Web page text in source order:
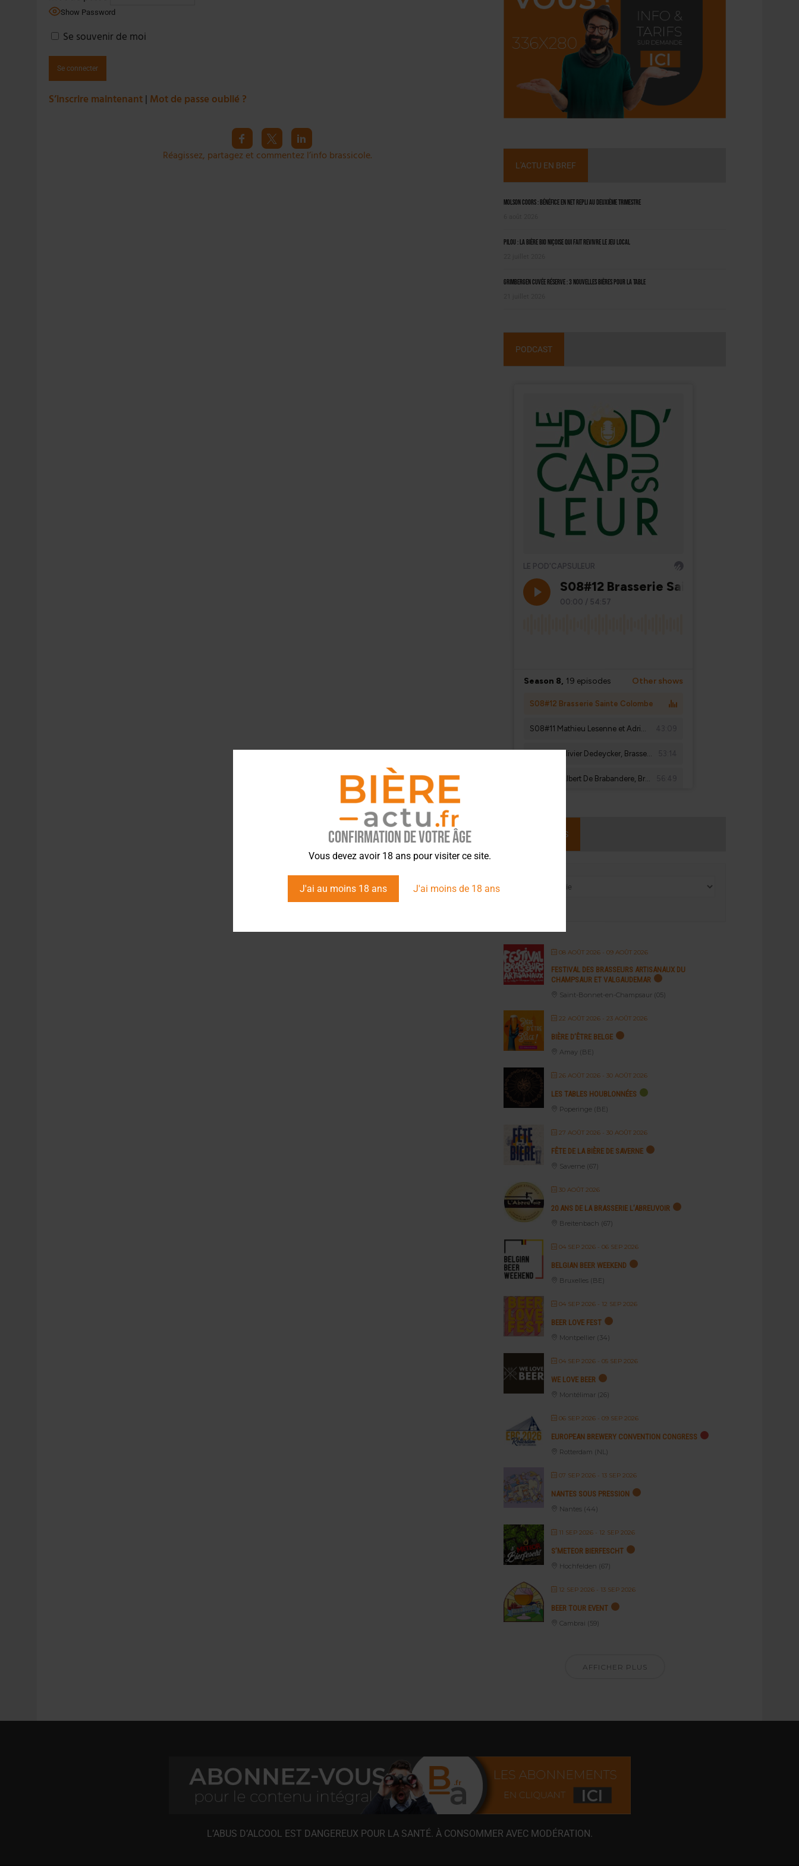
Confirmation de votre âge
Vous devez avoir 18 ans pour visiter ce site.
J'ai au moins 18 ans J'ai moins de 18 ans
4 AOÛT 2026
Show Password
Se souvenir de moi
S’inscrire maintenant | Mot de passe oublié ?
Réagissez, partagez et commentez l’info brassicole.
L'ACTU EN BREF
Molson Coors : bénéfice en net repli au deuxième trimestre
Pilou : la bière bio niçoise qui fait revivre le jeu local
Grimbergen Cuvée Réserve : 3 nouvelles bières pour la table
PODCAST
ÉVÉNEMENTS
08 AOÛT 2026 - 09 AOÛT 2026
FESTIVAL DES BRASSEURS ARTISANAUX DU
CHAMPSAUR ET VALGAUDEMAR
Saint-Bonnet-en-Champsaur (05)
22 AOÛT 2026 - 23 AOÛT 2026
BIÈRE D’ÊTRE BELGE
Amay (BE)
26 AOÛT 2026 - 30 AOÛT 2026
LES TABLES HOUBLONNÉES
Poperinge (BE)
27 AOÛT 2026 - 30 AOÛT 2026
FÊTE DE LA BIÈRE DE SAVERNE
Saverne (67)
30 AOÛT 2026
20 ANS DE LA BRASSERIE L’ABREUVOIR
Breitenbach (67)
04 SEP 2026 - 06 SEP 2026
BELGIAN BEER WEEKEND
Bruxelles (BE)
04 SEP 2026 - 12 SEP 2026
BEER LOVE FEST
Montpellier (34)
04 SEP 2026 - 05 SEP 2026
WE LOVE BEER
Montélimar (26)
06 SEP 2026 - 09 SEP 2026
EUROPEAN BREWERY CONVENTION CONGRESS
Rotterdam (NL)
07 SEP 2026 - 13 SEP 2026
NANTES SOUS PRESSION
Nantes (44)
11 SEP 2026 - 12 SEP 2026
S’METEOR BIERFESCHT
Hochfelden (67)
12 SEP 2026 - 13 SEP 2026
BEER TOUR EVENT
Cambrai (59)
AFFICHER PLUS
L’ABUS D’ALCOOL EST DANGEREUX POUR LA SANTÉ. À CONSOMMER AVEC MODÉRATION.